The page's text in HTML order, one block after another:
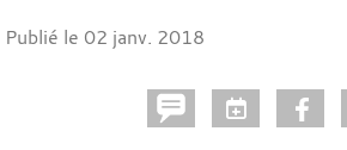
Publié le 02 janv. 2018